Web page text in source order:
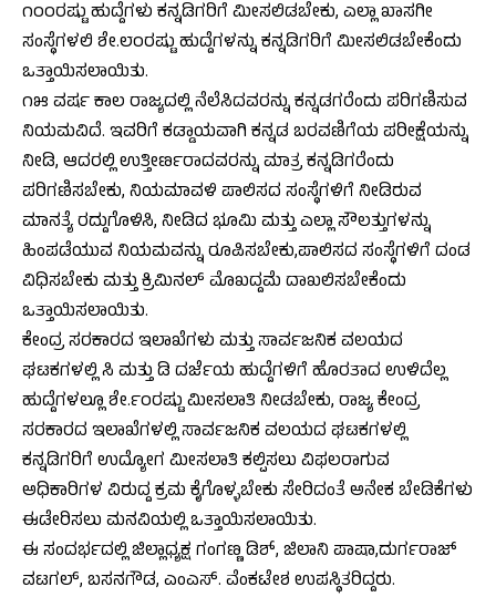
೧೦೦ರಷ್ಟು ಹುದ್ದೆಗಳು ಕನ್ನಡಿಗರಿಗೆ ಮೀಸಲಿಡಬೇಕು, ಎಲ್ಲಾ ಖಾಸಗೀ
ಸಂಸ್ಥೆಗಳಲಿ ಶೇ.೮೦ರಷ್ಟು ಹುದ್ದೆಗಳನ್ನು ಕನ್ನಡಿಗರಿಗೆ ಮೀಸಲಿಡಬೇಕೆಂದು
ಒತ್ತಾಯಿಸಲಾಯಿತು.
೧೫ ವರ್ಷ ಕಾಲ ರಾಜ್ಯದಲ್ಲಿ ನೆಲೆಸಿದವರನ್ನು ಕನ್ನಡಗರೆಂದು ಪರಿಗಣಿಸುವ
ನಿಯಮವಿದೆ. ಇವರಿಗೆ ಕಡ್ಡಾಯವಾಗಿ ಕನ್ನಡ ಬರವಣಿಗೆಯ ಪರೀಕ್ಷೆಯನ್ನು
ನೀಡಿ, ಆದರಲ್ಲಿ ಉತ್ತೀರ್ಣರಾದವರನ್ನು ಮಾತ್ರ ಕನ್ನಡಿಗರೆಂದು
ಪರಿಗಣಿಸಬೇಕು, ನಿಯಮಾವಳಿ ಪಾಲಿಸದ ಸಂಸ್ಥೆಗಳಿಗೆ ನೀಡಿರುವ
ಮಾನತ್ಯೆ ರದ್ದುಗೊಳಿಸಿ, ನೀಡಿದ ಭೂಮಿ ಮತ್ತು ಎಲ್ಲಾ ಸೌಲತ್ತುಗಳನ್ನು
ಹಿಂಪಡೆಯುವ ನಿಯಮವನ್ನು ರೂಪಿಸಬೇಕು,ಪಾಲಿಸದ ಸಂಸ್ಥೆಗಳಿಗೆ ದಂಡ
ವಿಧಿಸಬೇಕು ಮತ್ತು ಕ್ರಿಮಿನಲ್ ಮೊಖದ್ದಮೆ ದಾಖಲಿಸಬೇಕೆಂದು
ಒತ್ತಾಯಿಸಲಾಯಿತು.
ಕೇಂದ್ರ ಸರಕಾರದ ಇಲಾಖೆಗಳು ಮತ್ತು ಸಾರ್ವಜನಿಕ ವಲಯದ
ಘಟಕಗಳಲ್ಲಿ ಸಿ ಮತ್ತು ಡಿ ದರ್ಜೆಯ ಹುದ್ದೆಗಳಿಗೆ ಹೊರತಾದ ಉಳಿದೆಲ್ಲ
ಹುದ್ದೆಗಳಲ್ಲೂ ಶೇ.೯೦ರಷ್ಟು ಮೀಸಲಾತಿ ನೀಡಬೇಕು, ರಾಜ್ಯ ಕೇಂದ್ರ
ಸರಕಾರದ ಇಲಾಖೆಗಳಲ್ಲಿ ಸಾರ್ವಜನಿಕ ವಲಯದ ಘಟಕಗಳಲ್ಲಿ
ಕನ್ನಡಿಗರಿಗೆ ಉದ್ಯೋಗ ಮೀಸಲಾತಿ ಕಲ್ಪಿಸಲು ವಿಫಲರಾಗುವ
ಅಧಿಕಾರಿಗಳ ವಿರುದ್ದ ಕ್ರಮ ಕೈಗೊಳ್ಳಬೇಕು ಸೇರಿದಂತೆ ಅನೇಕ ಬೇಡಿಕೆಗಳು
ಈಡೇರಿಸಲು ಮನವಿಯಲ್ಲಿ ಒತ್ತಾಯಿಸಲಾಯಿತು.
ಈ ಸಂದರ್ಭದಲ್ಲಿ ಜಿಲ್ಲಾಧ್ಯಕ್ಷ ಗಂಗಣ್ಣ ಡಿಶ್, ಜಿಲಾನಿ ಪಾಷಾ,ದುರ್ಗರಾಜ್
ವಟಗಲ್, ಬಸನಗೌಡ, ಎಂಎಸ್. ವೆಂಕಟೇಶ ಉಪಸ್ಥಿತರಿದ್ದರು.